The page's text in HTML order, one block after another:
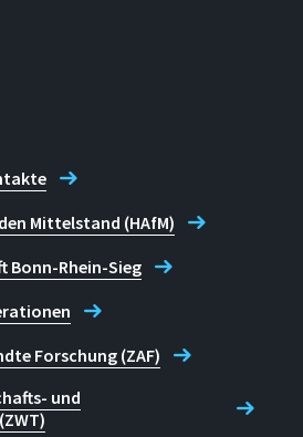
Mittelstand (HAfM)
Bonn-Rhein-Sieg
Forschung (ZAF)
und